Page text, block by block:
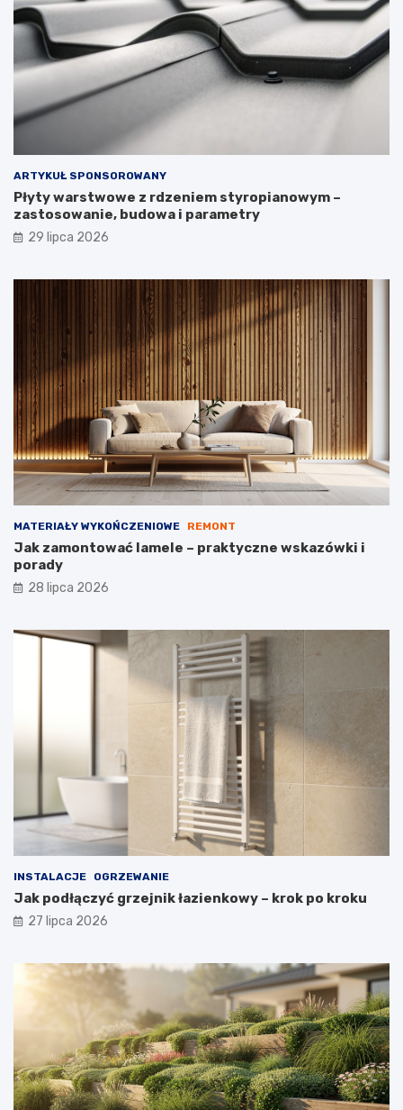
ARTYKUŁ SPONSOROWANY
Płyty warstwowe z rdzeniem styropianowym –
zastosowanie, budowa i parametry
29 lipca 2026
MATERIAŁY WYKOŃCZENIOWE REMONT
Jak zamontować lamele – praktyczne wskazówki i
porady
28 lipca 2026
INSTALACJE OGRZEWANIE
Jak podłączyć grzejnik łazienkowy – krok po kroku
27 lipca 2026